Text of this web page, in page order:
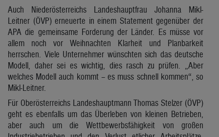
Auch Niederösterreichs Landeshauptfrau Johanna Mikl-
Leitner (ÖVP) erneuerte in einem Statement gegenüber der
APA die gemeinsame Forderung der Länder. Es müsse vor
allem noch vor Weihnachten Klarheit und Planbarkeit
herrschen. Viele Unternehmer wünschten sich das deutsche
Modell, daher sei es wichtig, dies rasch zu prüfen. „Aber
welches Modell auch kommt – es muss schnell kommen“, so
Mikl-Leitner.
Für Oberösterreichs Landeshauptmann Thomas Stelzer (ÖVP)
geht es ebenfalls um das Überleben von kleinen Betrieben,
aber auch um die Wettbewerbsfähigkeit von großen